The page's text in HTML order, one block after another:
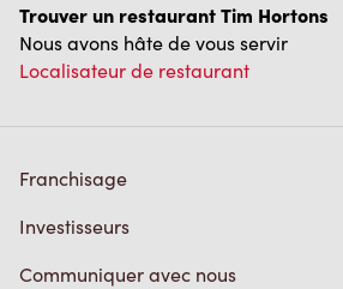
Trouver un restaurant Tim Hortons
Nous avons hâte de vous servir
Localisateur de restaurant
Franchisage
Investisseurs
Communiquer avec nous